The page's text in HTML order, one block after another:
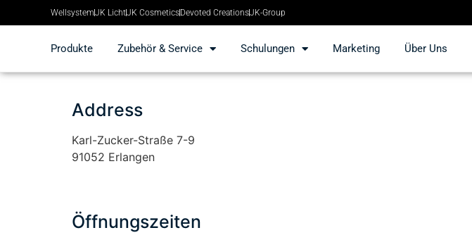
WellsystemJK LichtJK CosmeticsDevoted CreationsJK-Group
Produkte Zubehör & Service Schulungen Marketing Über Uns
Address
Karl-Zucker-Straße 7-9
91052 Erlangen
Öffnungszeiten